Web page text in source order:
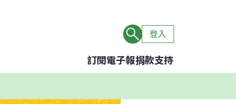
登入
訂閱電子報捐款支持